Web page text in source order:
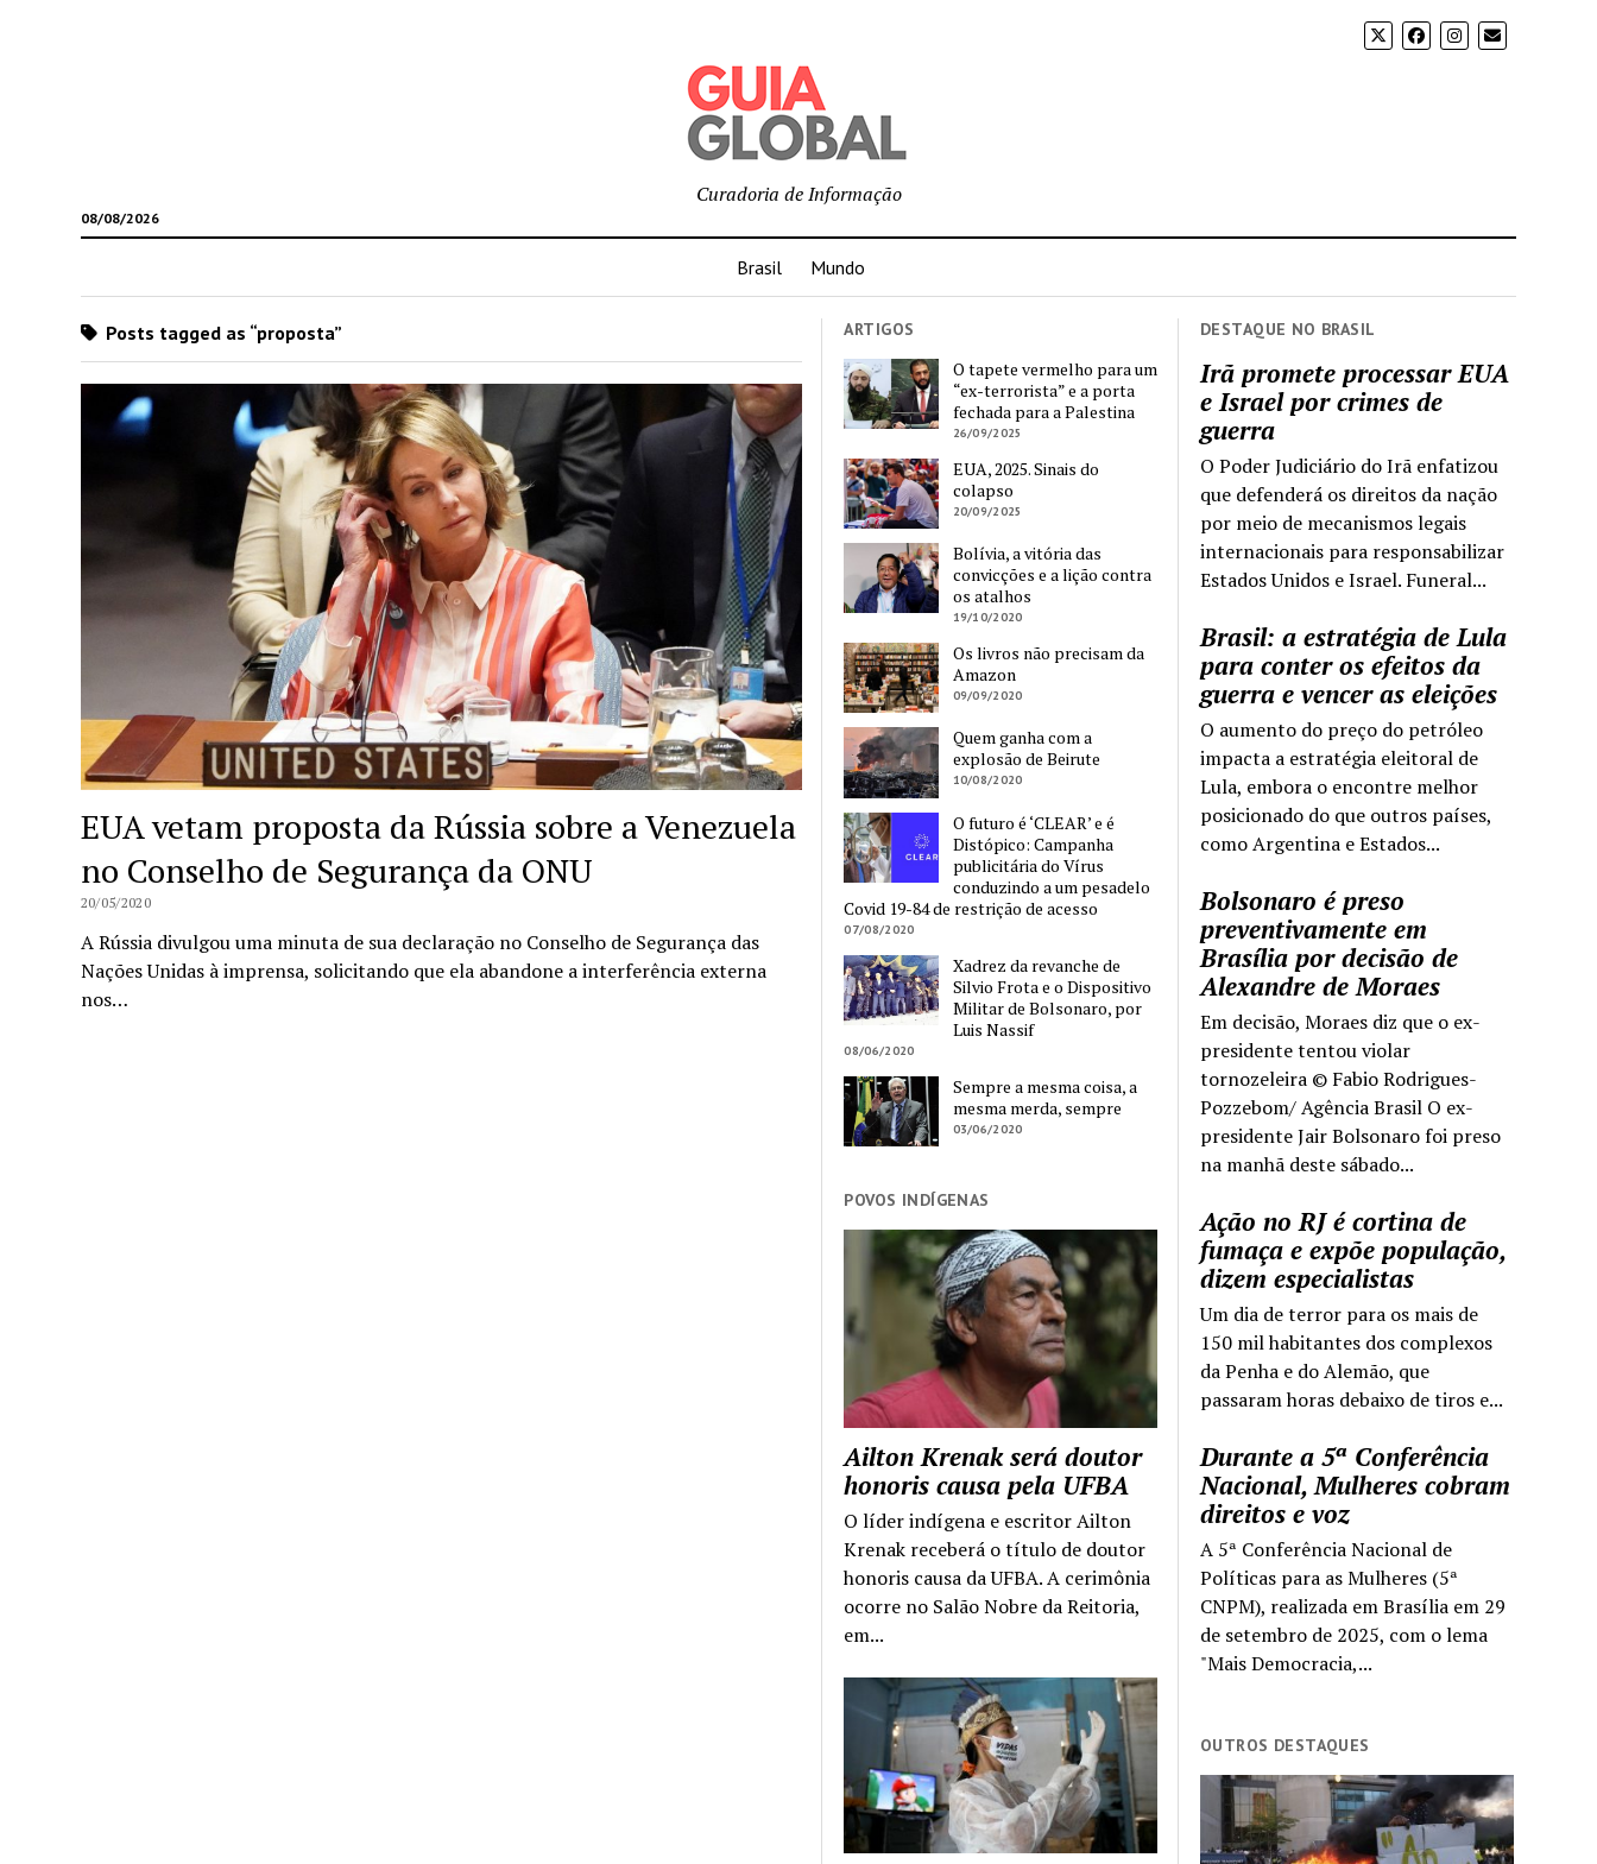
08/08/2026
Curadoria de Informação
Brasil Mundo
DESTAQUE NO BRASIL
Irã promete processar EUA
e Israel por crimes de
guerra
O Poder Judiciário do Irã enfatizou
que defenderá os direitos da nação
por meio de mecanismos legais
internacionais para responsabilizar
Estados Unidos e Israel. Funeral...
Brasil: a estratégia de Lula
para conter os efeitos da
guerra e vencer as eleições
O aumento do preço do petróleo
impacta a estratégia eleitoral de
Lula, embora o encontre melhor
posicionado do que outros países,
como Argentina e Estados...
Bolsonaro é preso
preventivamente em
Brasília por decisão de
Alexandre de Moraes
Em decisão, Moraes diz que o ex-
presidente tentou violar
tornozeleira © Fabio Rodrigues-
Pozzebom/ Agência Brasil O ex-
presidente Jair Bolsonaro foi preso
na manhã deste sábado...
Ação no RJ é cortina de
fumaça e expõe população,
dizem especialistas
Um dia de terror para os mais de
150 mil habitantes dos complexos
da Penha e do Alemão, que
passaram horas debaixo de tiros e...
Durante a 5ª Conferência
Nacional, Mulheres cobram
direitos e voz
A 5ª Conferência Nacional de
Políticas para as Mulheres (5ª
CNPM), realizada em Brasília em 29
de setembro de 2025, com o lema
"Mais Democracia,...
OUTROS DESTAQUES
Posts tagged as “proposta”
EUA vetam proposta da Rússia sobre a Venezuela
no Conselho de Segurança da ONU
20/05/2020
A Rússia divulgou uma minuta de sua declaração no Conselho de Segurança das
Nações Unidas à imprensa, solicitando que ela abandone a interferência externa
nos…
ARTIGOS
O tapete vermelho para um
“ex-terrorista” e a porta
fechada para a Palestina
26/09/2025
EUA, 2025. Sinais do
colapso
20/09/2025
Bolívia, a vitória das
convicções e a lição contra
os atalhos
19/10/2020
Os livros não precisam da
Amazon
09/09/2020
Quem ganha com a
explosão de Beirute
10/08/2020
O futuro é ‘CLEAR’ e é
Distópico: Campanha
publicitária do Vírus
conduzindo a um pesadelo
Covid 19-84 de restrição de acesso
07/08/2020
Xadrez da revanche de
Silvio Frota e o Dispositivo
Militar de Bolsonaro, por
Luis Nassif
08/06/2020
Sempre a mesma coisa, a
mesma merda, sempre
03/06/2020
POVOS INDÍGENAS
Ailton Krenak será doutor
honoris causa pela UFBA
O líder indígena e escritor Ailton
Krenak receberá o título de doutor
honoris causa da UFBA. A cerimônia
ocorre no Salão Nobre da Reitoria,
em...